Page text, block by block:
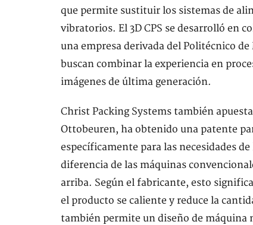
que permite sustituir los sistemas de
vibratorios. El 3D CPS se desarrolló en
una empresa derivada del Politécnico
buscan combinar la experiencia en
imágenes de última generación.
Christ Packing Systems también
Ottobeuren, ha obtenido una patente
específicamente para las necesidades
diferencia de las máquinas
arriba. Según el fabricante, esto
el producto se caliente y reduce la
también permite un diseño de máquina